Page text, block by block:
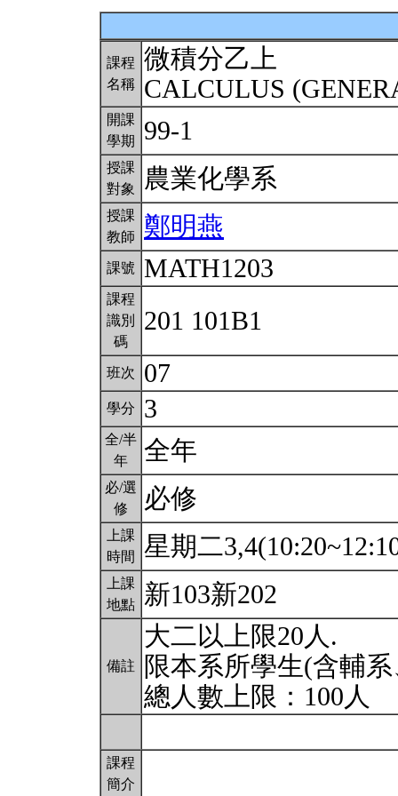
課程
名稱
微積分乙上
CALCULUS
開課
學期
99-1
授課
對象
農業化學系
授課
教師
鄭明燕
課號 MATH1203
課程
識別
碼
201 101B1
班次 07
學分 3
全/半
年
全年
必/選
修
必修
上課
時間
星期二
上課
地點
新103新202
備註
大二以上限20人.
限本系所學生(含輔
總人數上限：100人
課程
簡介